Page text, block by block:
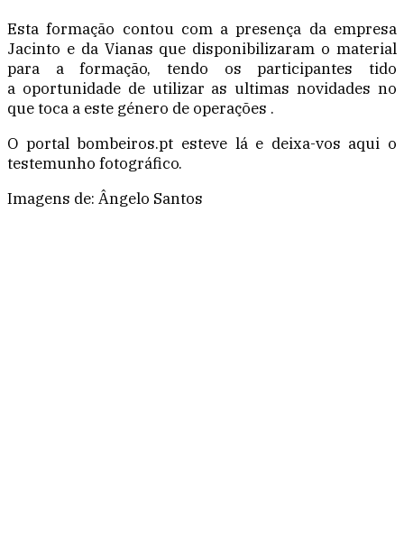
Esta formação contou com a presença da empresa
Jacinto e da Vianas que disponibilizaram o material
para a formação, tendo os participantes tido
a oportunidade de utilizar as ultimas novidades no
que toca a este género de operações .
O portal bombeiros.pt esteve lá e deixa-vos aqui o
testemunho fotográfico.
Imagens de: Ângelo Santos